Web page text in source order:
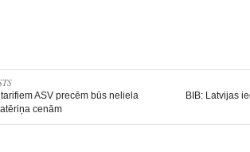
ASV precēm būs neliela
cenām
BIB: Latvijas